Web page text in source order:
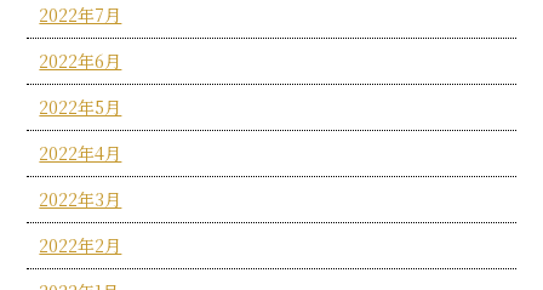
2022年7月
2022年6月
2022年5月
2022年4月
2022年3月
2022年2月